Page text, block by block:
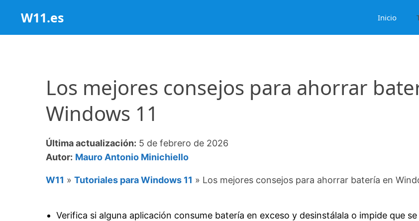
contenido
W11.es Inicio
Los mejores consejos para ahorrar
Windows 11
Última actualización: 5 de febrero de 2026
Autor: Mauro Antonio Minichiello
W11 » Tutoriales para Windows 11 » Los mejores consejos para ahorrar batería en
Verifica si alguna aplicación consume batería en exceso y desinstálala o impide que